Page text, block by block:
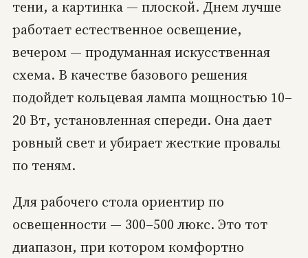
тени, а картинка — плоской. Днем лучше
работает естественное освещение,
вечером — продуманная искусственная
схема. В качестве базового решения
подойдет кольцевая лампа мощностью 10–
20 Вт, установленная спереди. Она дает
ровный свет и убирает жесткие провалы
по теням.
Для рабочего стола ориентир по
освещенности — 300–500 люкс. Это тот
диапазон, при котором комфортно